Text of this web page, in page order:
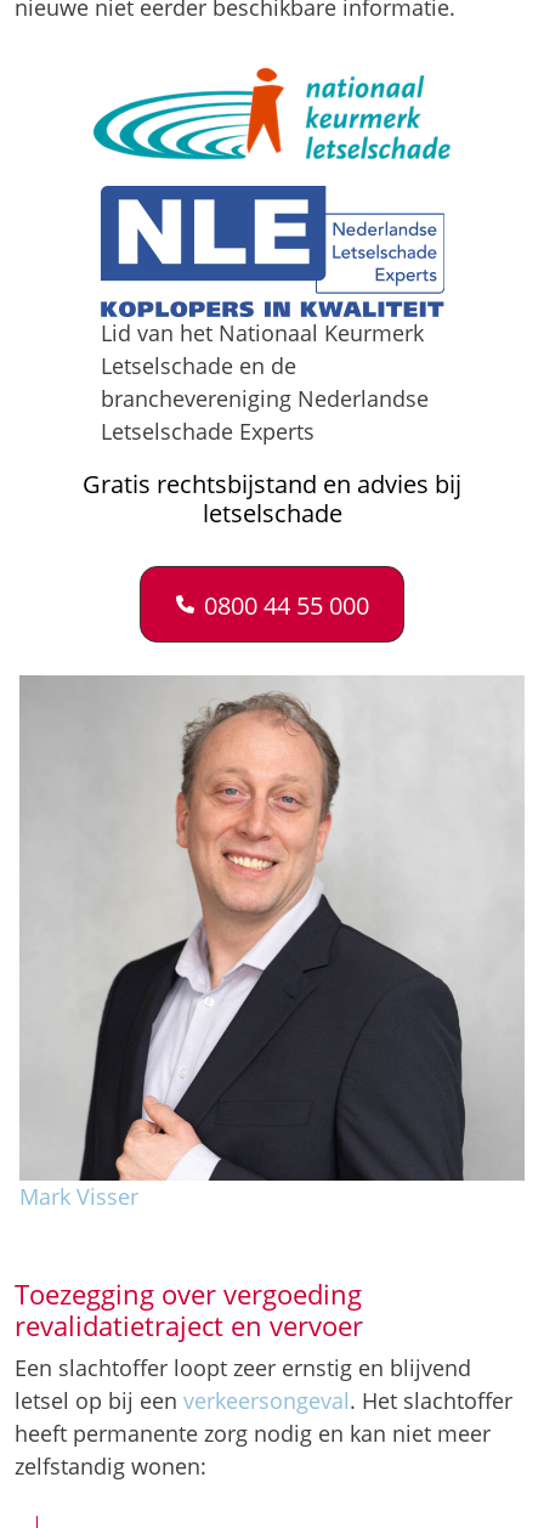
nieuwe niet eerder beschikbare informatie.
Lid van het Nationaal Keurmerk
Letselschade en de
branchevereniging Nederlandse
Letselschade Experts
Gratis rechtsbijstand en advies bij
letselschade
0800 44 55 000
Mark Visser
Toezegging over vergoeding
revalidatietraject en vervoer
Een slachtoffer loopt zeer ernstig en blijvend
letsel op bij een verkeersongeval. Het slachtoffer
heeft permanente zorg nodig en kan niet meer
zelfstandig wonen: